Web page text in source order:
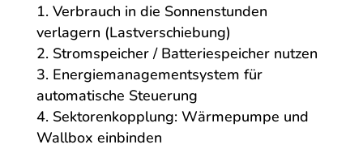
Verbrauch in die Sonnenstunden
verlagern (Lastverschiebung)
Stromspeicher / Batteriespeicher nutzen
Energiemanagementsystem für
automatische Steuerung
Sektorenkopplung: Wärmepumpe und
Wallbox einbinden